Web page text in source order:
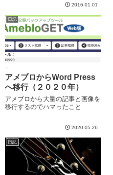
す。どうですか、この加速
感。。。その後クラッシュした動
画もありますが、間違えて画面が
横になっちゃった。ふ...
2016.01.01
日記
アメブロからWord Press
へ移行（２０２０年）
アメブロから大量の記事と画像を
移行するのでハマったこと
2020.05.26
日記